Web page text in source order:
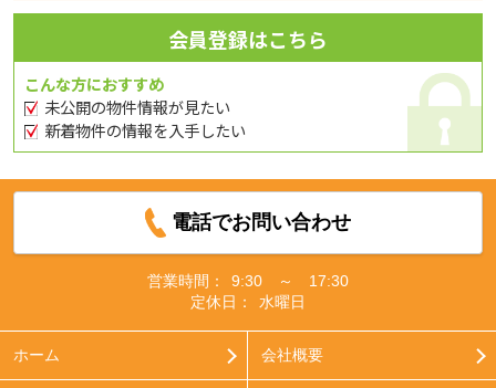
会員登録はこちら
こんな方におすすめ
未公開の物件情報が見たい
新着物件の情報を入手したい
電話でお問い合わせ
営業時間：
9:30 ～ 17:30
定休日：
水曜日
ホーム 会社概要